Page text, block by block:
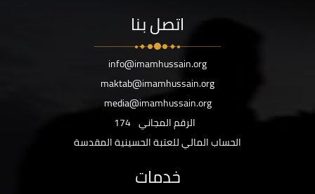
اتصل بنا
info@imamhussain.org
maktab@imamhussain.org
media@imamhussain.org
الرقم المجاني 174
الحساب المالي للعتبة الحسينية المقدسة
خدمات